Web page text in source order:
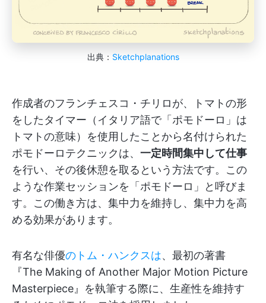
出典： Sketchplanations
作成者のフランチェスコ・チリロが、トマトの形
をしたタイマー（イタリア語で「ポモドーロ」は
トマトの意味）を使用したことから名付けられた
ポモドーロテクニックは、 一定時間集中して仕事
を行い、その後休憩を取るという方法です。この
ような作業セッションを「ポモドーロ」と呼びま
す。この働き方は、集中力を維持し、集中力を高
める効果があります。
有名な俳優のトム・ハンクスは、最初の著書
『The Making of Another Major Motion Picture
Masterpiece』を執筆する際に、生産性を維持す